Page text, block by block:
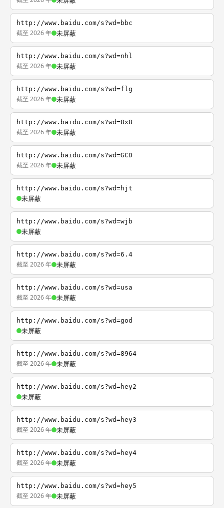
http://www.baidu.com/s?wd=bbc
截至 2026 年 未屏蔽
http://www.baidu.com/s?wd=nhl
截至 2026 年 未屏蔽
http://www.baidu.com/s?wd=flg
截至 2026 年 未屏蔽
http://www.baidu.com/s?wd=8x8
截至 2026 年 未屏蔽
http://www.baidu.com/s?wd=GCD
截至 2026 年 未屏蔽
http://www.baidu.com/s?wd=hjt
未屏蔽
http://www.baidu.com/s?wd=wjb
未屏蔽
http://www.baidu.com/s?wd=6.4
截至 2026 年 未屏蔽
http://www.baidu.com/s?wd=usa
截至 2026 年 未屏蔽
http://www.baidu.com/s?wd=god
未屏蔽
http://www.baidu.com/s?wd=8964
截至 2026 年 未屏蔽
http://www.baidu.com/s?wd=hey2
未屏蔽
http://www.baidu.com/s?wd=hey3
截至 2026 年 未屏蔽
http://www.baidu.com/s?wd=hey4
截至 2026 年 未屏蔽
http://www.baidu.com/s?wd=hey5
截至 2026 年 未屏蔽